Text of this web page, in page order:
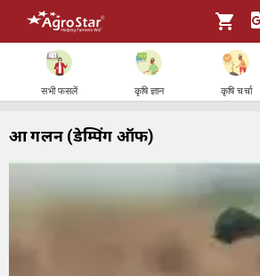
सभी फसलें कृषि ज्ञान कृषि चर्चा
आद्र गलन (डेम्पिंग ऑफ)